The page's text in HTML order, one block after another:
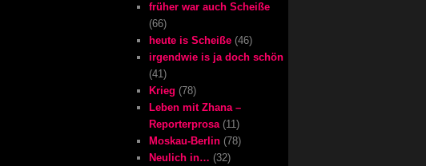
früher war auch Scheiße
(66)
heute is Scheiße (46)
irgendwie is ja doch schön
(41)
Krieg (78)
Leben mit Zhana –
Reporterprosa(11)
Moskau-Berlin (78)
Neulich in… (32)